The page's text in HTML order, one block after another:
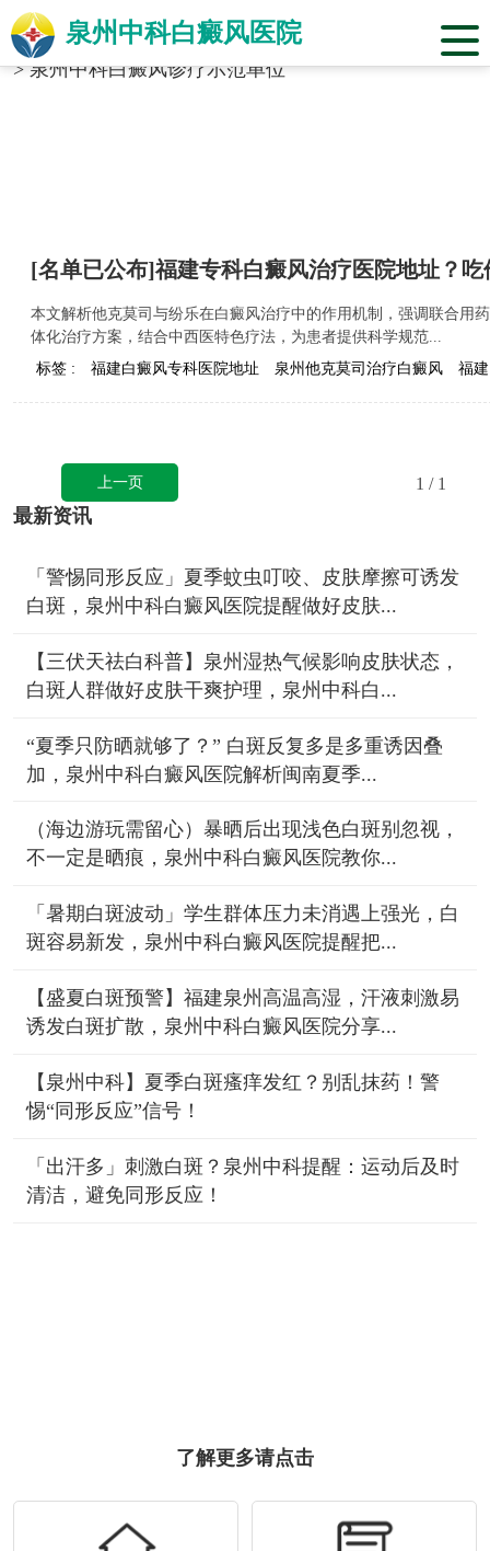
泉州中科白癜风医院
当前位置：福建省泉州市中科白癜风医院
标签合辑
>泉州中科白癜风诊疗示范单位
[名单已公布]福建专科白癜风治疗医院地址？
本文解析他克莫司与纷乐在白癜风治疗中的作用机制，强调联合用
体化治疗方案，结合中西医特色疗法，为患者提供科学规范...
标签 :
福建白癜风专科医院地址 泉州他克莫司治疗白癜风 福
上一页 1 / 1
最新资讯
「警惕同形反应」夏季蚊虫叮咬、皮肤摩擦可诱发
白斑，泉州中科白癜风医院提醒做好皮肤...
【三伏天祛白科普】泉州湿热气候影响皮肤状态，
白斑人群做好皮肤干爽护理，泉州中科白...
“夏季只防晒就够了？” 白斑反复多是多重诱因叠
加，泉州中科白癜风医院解析闽南夏季...
（海边游玩需留心）暴晒后出现浅色白斑别忽视，
不一定是晒痕，泉州中科白癜风医院教你...
「暑期白斑波动」学生群体压力未消遇上强光，白
斑容易新发，泉州中科白癜风医院提醒把...
【盛夏白斑预警】福建泉州高温高湿，汗液刺激易
诱发白斑扩散，泉州中科白癜风医院分享...
【泉州中科】夏季白斑瘙痒发红？别乱抹药！警
惕“同形反应”信号！
「出汗多」刺激白斑？泉州中科提醒：运动后及时
清洁，避免同形反应！
了解更多请点击